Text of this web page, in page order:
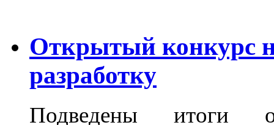
Открытый конкурс
разработку
Подведены итоги